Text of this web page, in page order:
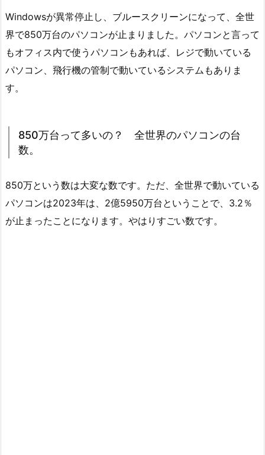
Windowsが異常停止し、ブルースクリーンになって、全世
界で850万台のパソコンが止まりました。パソコンと言って
もオフィス内で使うパソコンもあれば、レジで動いている
パソコン、飛行機の管制で動いているシステムもありま
す。
850万台って多いの？ 全世界のパソコンの台
数。
850万という数は大変な数です。ただ、全世界で動いている
パソコンは2023年は、2億5950万台ということで、 3.2％
が止まったことになります。やはりすごい数です。